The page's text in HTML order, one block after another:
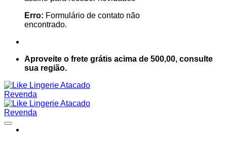
Erro: Formulário de contato não
encontrado.
Aproveite o frete grátis acima de 500,00, consulte
sua região.